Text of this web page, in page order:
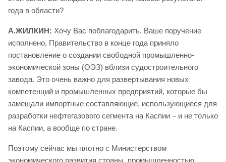
года в области?
А.ЖИЛКИН: Хочу Вас поблагодарить. Ваше поручение
исполнено, Правительство в конце года приняло
постановление о создании свободной промышленно-
экономической зоны (ОЭЗ) вблизи судостроительного
завода. Это очень важно для развертывания новых
компетенций и промышленных предприятий, которые бы
замещали импортные составляющие, использующиеся для
разработки нефтегазового сегмента на Каспии – и не только
на Каспии, а вообще по стране.
Поэтому сейчас мы плотно с Министерством